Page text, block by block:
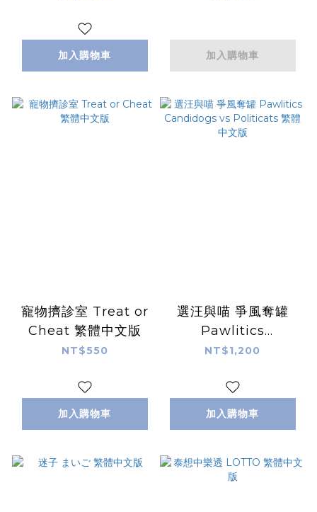
加入購物車 加入購物車
寵物擠診室 Treat or
Cheat 繁體中文版
NT$550
加入購物車
選汪與喵 爭風奪罐
Pawlitics
Candidogs vs
版
NT$1,200
加入購物車